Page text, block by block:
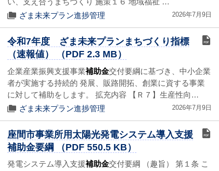
い、支え合うまちづくり 施策１６ 地域福祉 …
ざま未来プラン進捗管理
2026年7月9日
令和7年度 ざま未来プランまちづくり指標
（速報値） （PDF 2.3 MB）
企業産業振興支援事業補助金交付要綱に基づき、中小企業
者が実施する持続的 発展、販路開拓、創業に資する事業
に対して補助をします。 拡充内容 【Ｒ７】生産性向…
ざま未来プラン進捗管理
2026年7月9日
座間市事業所用太陽光発電システム導入支援
補助金要綱 （PDF 550.5 KB）
発電システム導入支援補助金交付要綱 （趣旨） 第１条 こ